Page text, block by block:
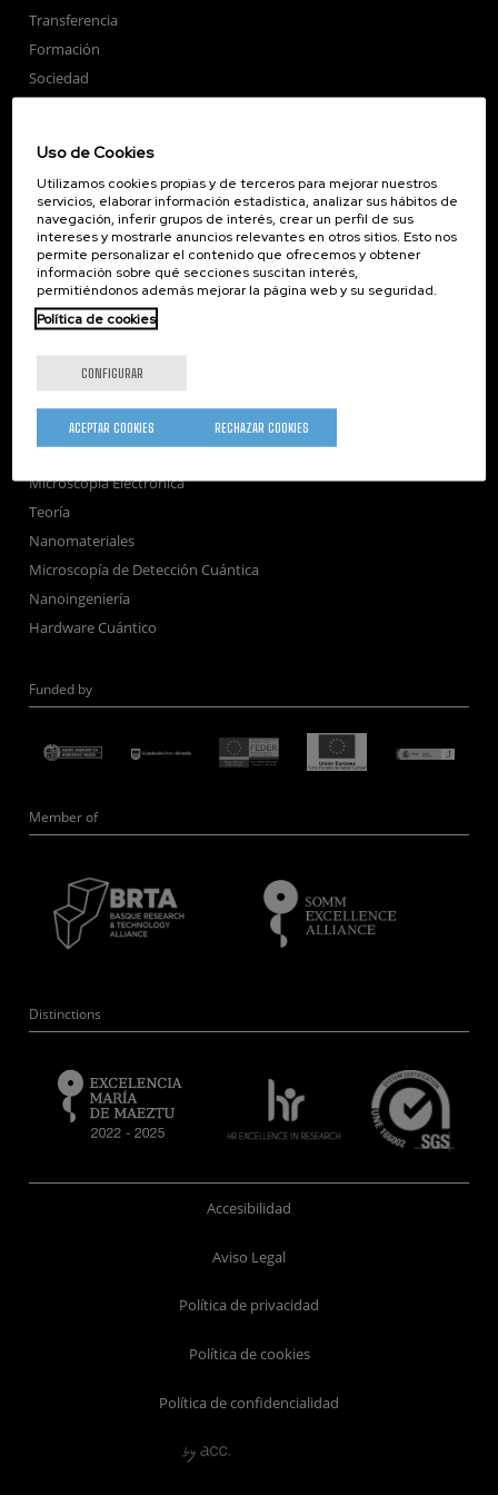
Transferencia
Formación
Sociedad
Seminarios
Únete
Sala de prensa
Perfil del contratante
Corporate Compliance
Nanoóptica
Autoensamblado
Nanobiosistemas
Microscopía Electrónica
Teoría
Nanomateriales
Microscopía de Detección Cuántica
Nanoingeniería
Hardware Cuántico
Funded by
Member of
Distinctions
Accesibilidad
Aviso Legal
Política de privacidad
Política de cookies
Política de confidencialidad
Uso de Cookies
Utilizamos cookies propias y de terceros para mejorar nuestros
servicios, elaborar información estadística, analizar sus hábitos de
navegación, inferir grupos de interés, crear un perfil de sus
intereses y mostrarle anuncios relevantes en otros sitios. Esto nos
permite personalizar el contenido que ofrecemos y obtener
información sobre qué secciones suscitan interés,
permitiéndonos además mejorar la página web y su seguridad.
Política de cookies
CONFIGURAR
RECHAZAR COOKIES
ACEPTAR COOKIES